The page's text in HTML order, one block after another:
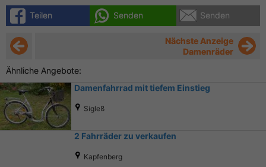
Teilen Senden Senden
Nächste Anzeige
Damenräder
Ähnliche Angebote:
Damenfahrrad mit tiefem Einstieg
Sigleß
2 Fahrräder zu verkaufen
Kapfenberg